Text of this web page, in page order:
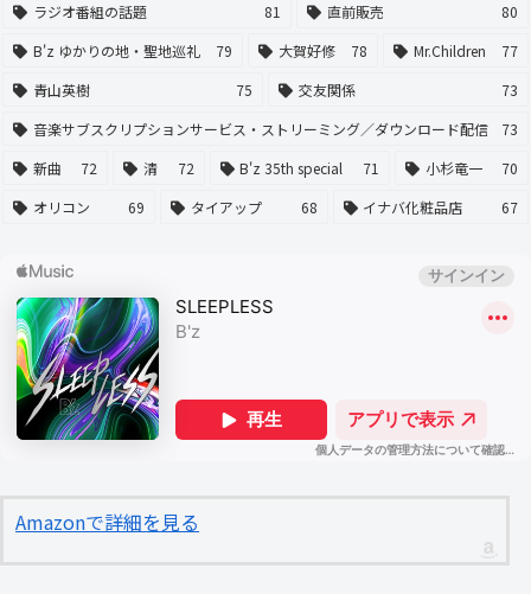
ラジオ番組の話題
81 直前販売
80
B'z ゆかりの地・聖地巡礼
79 大賀好修 78 Mr.Children
77
青山英樹
75 交友関係
73
音楽サブスクリプションサービス・ストリーミング／ダウンロード配信
73
新曲
72 清 72 B'z 35th special 71 小杉竜一
70
オリコン
69 タイアップ 68 イナバ化粧品店 67
Amazonで詳細を見る